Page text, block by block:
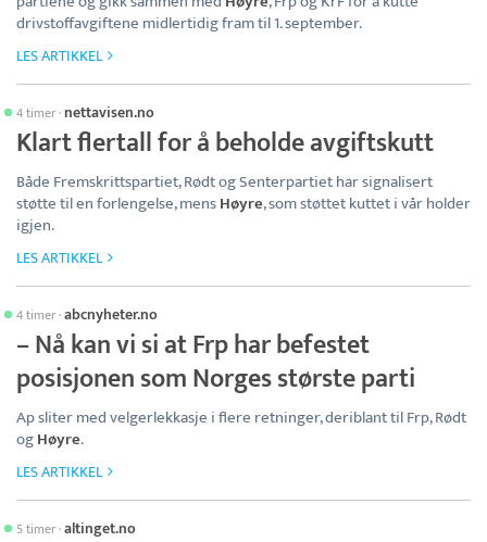
drivstoffavgiftene midlertidig fram til 1. september.
LES ARTIKKEL
4 timer· nettavisen.no
Klart flertall for å beholde avgiftskutt
Både Fremskrittspartiet, Rødt og Senterpartiet har signalisert
støtte til en forlengelse, mensHøyre, som støttet kuttet i vår holder
igjen.
LES ARTIKKEL
4 timer·abcnyheter.no
– Nå kan vi si at Frp har befestet
posisjonen som Norges største parti
Ap sliter med velgerlekkasje i flere retninger, deriblant til Frp, Rødt
ogHøyre.
LES ARTIKKEL
5 timer·altinget.no